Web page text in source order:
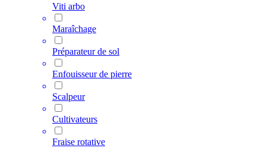
Viti arbo
Maraîchage
Préparateur de sol
Enfouisseur de pierre
Scalpeur
Cultivateurs
Fraise rotative